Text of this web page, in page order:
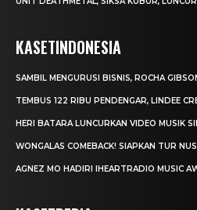
KASETINDONESIA
SAMBIL MENGURUSI BISNIS, ROCHA
TEMBUS 122 RIBU PENDENGAR, LINDEE
HERI BATARA LUNCURKAN VIDEO MUSIK
WONGALAS COMEBACK! SIAPKAN TUR
AGNEZ MO HADIRI IHEARTRADIO MUSIC